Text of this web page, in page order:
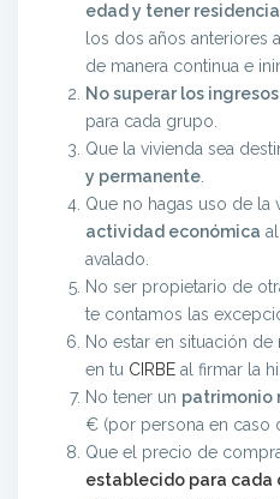
edad y tener
los dos años anteriores
de manera continua e
No superar los
para cada grupo.
Que la vivienda sea
y permanente.
Que no hagas uso de la
actividad económica
avalado.
No ser propietario de
te contamos las
No estar en situación de
en tu CIRBE al firmar la
No tener un patrimonio
€ (por persona en caso
Que el precio de
establecido para cada